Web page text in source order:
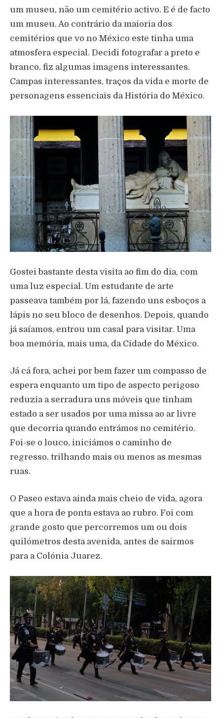
um museu, não um cemitério activo. E é de facto
um museu. Ao contrário da maioria dos
cemitérios que vo no México este tinha uma
atmosfera especial. Decidi fotografar a preto e
branco, fiz algumas imagens interessantes.
Campas interessantes, traços da vida e morte de
personagens essenciais da História do México.
Gostei bastante desta visita ao fim do dia, com
uma luz especial. Um estudante de arte
passeava também por lá, fazendo uns esboços a
lápis no seu bloco de desenhos. Depois, quando
já saíamos, entrou um casal para visitar. Uma
boa memória, mais uma, da Cidade do México.
Já cá fora, achei por bem fazer um compasso de
espera enquanto um tipo de aspecto perigoso
reduzia a serradura uns móveis que tinham
estado a ser usados por uma missa ao ar livre
que decorria quando entrámos no cemitério.
Foi-se o louco, iniciámos o caminho de
regresso, trilhando mais ou menos as mesmas
ruas.
O Paseo estava ainda mais cheio de vida, agora
que a hora de ponta estava ao rubro. Foi com
grande gosto que percorremos um ou dois
quilómetros desta avenida, antes de sairmos
para a Colónia Juarez.